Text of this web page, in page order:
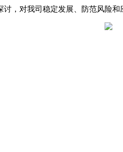
，对我司稳定发展、防范风险